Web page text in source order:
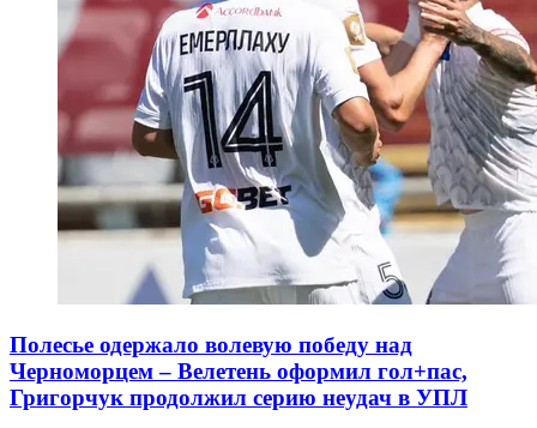
Полесье одержало волевую победу над
Черноморцем – Велетень оформил гол+пас,
Григорчук продолжил серию неудач в УПЛ